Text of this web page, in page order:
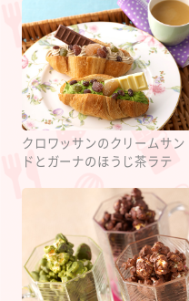
クロワッサンのクリームサン
ドとガーナのほうじ茶ラテ